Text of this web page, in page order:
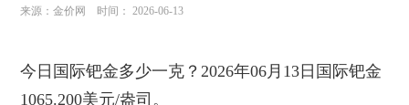
来源：金价网 时间： 2026-06-13
今日国际钯金多少一克？2026年06月13日国际钯金
1065.200美元/盎司。